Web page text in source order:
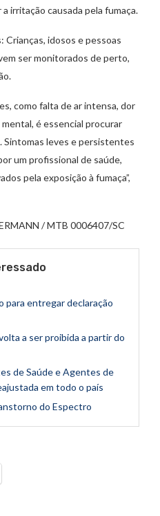
irritação causada pela fumaça.
Crianças, idosos e pessoas
ser monitorados de perto,
como falta de ar intensa, dor
é essencial procurar
leves e persistentes
um profissional de saúde,
pela exposição à fumaça”,
/ MTB 0006407/SC
para entregar declaração
a ser proibida a partir do
de Saúde e Agentes de
em todo o país
do Espectro